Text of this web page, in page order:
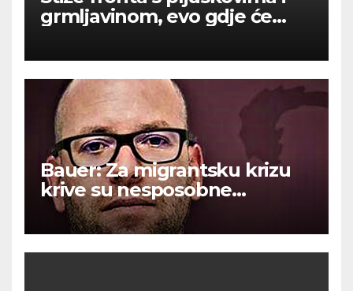
grmljavinom, evo gdje će
Bauer: Za migrantsku krizu
krive su nesposobne
ljevičarske vlasti.